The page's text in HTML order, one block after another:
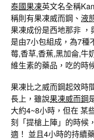
泰國果凍英文名全稱
稱則有果凍威而鋼、 液
果凍成份是西地那非
是由7小包組成，為7種
莓,香草,香蕉,黑加侖,牛
維生素的藥品，吃的時
果凍比之威而鋼起效時
長上，雖說果凍威而鋼
大約4~8小時，但在 某
刻「提槍上陣」的時候
適！ 並且4小時的持續